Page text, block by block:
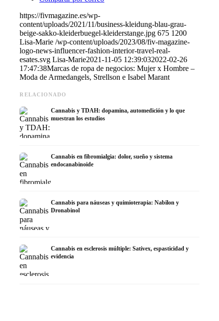
https://fivmagazine.es/wp-
content/uploads/2021/11/business-kleidung-blau-grau-
beige-sakko-kleiderbuegel-kleiderstange.jpg 675 1200
Lisa-Marie /wp-content/uploads/2023/08/fiv-magazine-
logo-news-influencer-fashion-interior-travel-real-
esates.svg Lisa-Marie2021-11-05 12:39:032022-02-26
17:47:38Marcas de ropa de negocios: Mujer x Hombre –
Moda de Armedangels, Strellson e Isabel Marant
RELACIONADO
Cannabis y TDAH: dopamina, automedición y lo que
muestran los estudios
Cannabis en fibromialgia: dolor, sueño y sistema
endocanabinoide
Cannabis para náuseas y quimioterapia: Nabilon y
Dronabinol
Cannabis en esclerosis múltiple: Sativex, espasticidad y
evidencia